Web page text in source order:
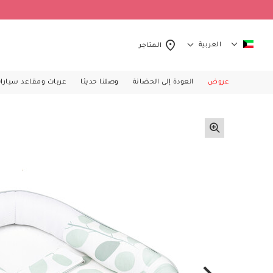
العربية المتاجر
عروض العودة إلى الحضانة وصلنا حديثا عربات ومقاعد